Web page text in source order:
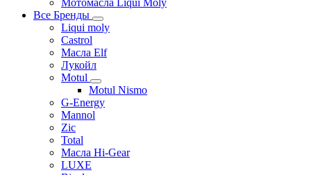
Мотомасла Liqui Moly
Все Бренды
Liqui moly
Castrol
Масла Elf
Лукойл
Motul
Motul Nismo
G-Energy
Mannol
Zic
Total
Масла Hi-Gear
LUXE